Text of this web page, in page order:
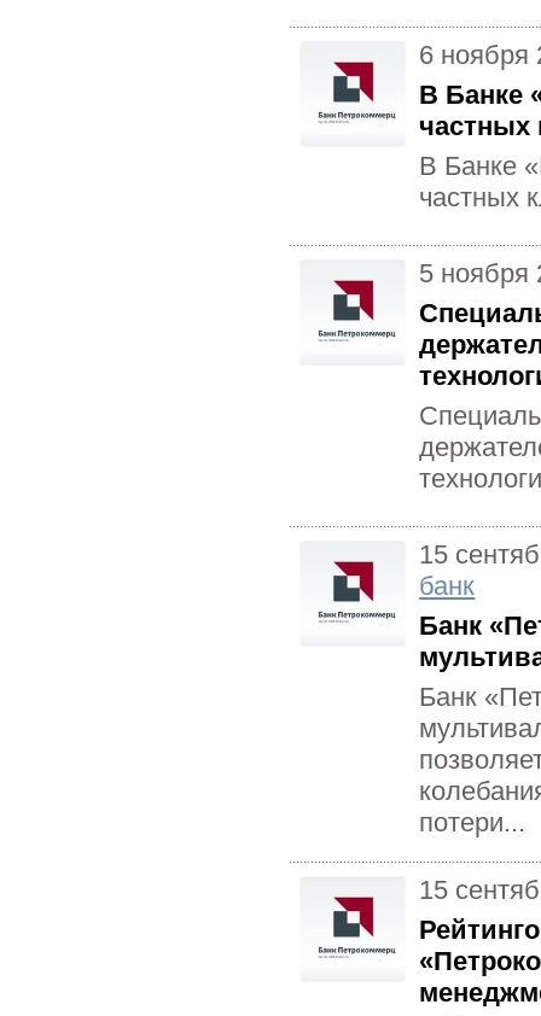
6 ноября
В Банке
частных
В Банке
частных
5 ноября
15
банк
Банк
Банк
потери...
15